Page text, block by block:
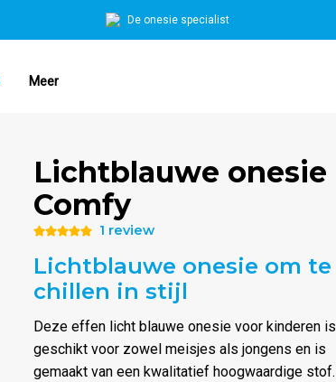
De onesie specialist
Meer
Lichtblauwe onesie
Comfy
5.00uit 5
1 review
Lichtblauwe onesie om te
chillen in stijl
Deze effen licht blauwe onesie voor kinderen is
geschikt voor zowel meisjes als jongens en is
gemaakt van een kwalitatief hoogwaardige stof.